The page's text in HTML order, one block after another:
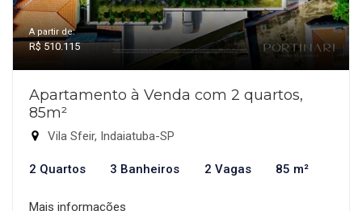
A partir de:
R$ 510.115
Apartamento à Venda com 2 quartos,
85m²
Vila Sfeir, Indaiatuba-SP
2 Quartos 3 Banheiros 2 Vagas 85 m²
Mais informações